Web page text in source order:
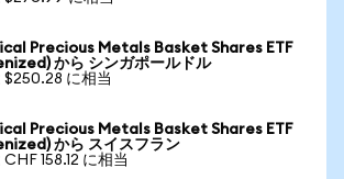
Precious Metals Basket Shares ETF
から シンガポールドル
$250.28 に相当
Precious Metals Basket Shares ETF
から スイスフラン
158.12 に相当